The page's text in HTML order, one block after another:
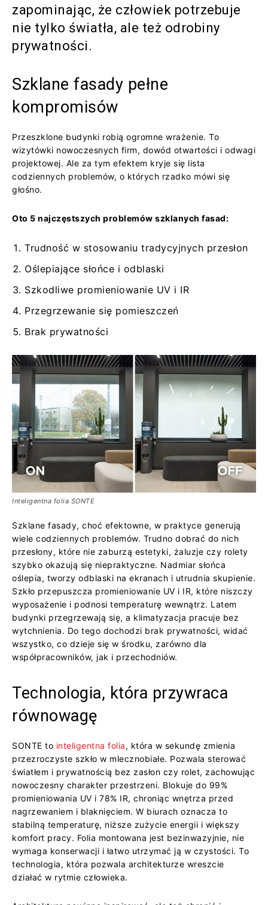
zapominając, że człowiek potrzebuje
nie tylko światła, ale też odrobiny
prywatności.
Szklane fasady pełne
kompromisów
Przeszklone budynki robią ogromne wrażenie. To
wizytówki nowoczesnych firm, dowód otwartości i odwagi
projektowej. Ale za tym efektem kryje się lista
codziennych problemów, o których rzadko mówi się
głośno.
Oto 5 najczęstszych problemów szklanych fasad:
Trudność w stosowaniu tradycyjnych przesłon
Oślepiające słońce i odblaski
Szkodliwe promieniowanie UV i IR
Przegrzewanie się pomieszczeń
Brak prywatności
Inteligentna folia SONTE
Szklane fasady, choć efektowne, w praktyce generują
wiele codziennych problemów. Trudno dobrać do nich
przesłony, które nie zaburzą estetyki, żaluzje czy rolety
szybko okazują się niepraktyczne. Nadmiar słońca
oślepia, tworzy odblaski na ekranach i utrudnia skupienie.
Szkło przepuszcza promieniowanie UV i IR, które niszczy
wyposażenie i podnosi temperaturę wewnątrz. Latem
budynki przegrzewają się, a klimatyzacja pracuje bez
wytchnienia. Do tego dochodzi brak prywatności, widać
wszystko, co dzieje się w środku, zarówno dla
współpracowników, jak i przechodniów.
Technologia, która przywraca
równowagę
SONTE to inteligentna folia, która w sekundę zmienia
przezroczyste szkło w mlecznobiałe. Pozwala sterować
światłem i prywatnością bez zasłon czy rolet, zachowując
nowoczesny charakter przestrzeni. Blokuje do 99%
promieniowania UV i 78% IR, chroniąc wnętrza przed
nagrzewaniem i blaknięciem. W biurach oznacza to
stabilną temperaturę, niższe zużycie energii i większy
komfort pracy. Folia montowana jest bezinwazyjnie, nie
wymaga konserwacji i łatwo utrzymać ją w czystości. To
technologia, która pozwala architekturze wreszcie
działać w rytmie człowieka.